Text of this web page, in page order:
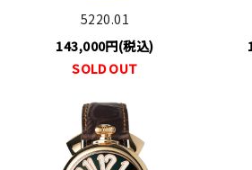
5220.01
143,000円(税込)
SOLD OUT